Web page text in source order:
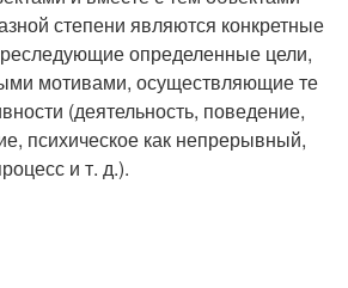
степени являются конкретные
определенные цели,
мотивами, осуществляющие те
(деятельность, поведение,
психическое как непрерывный,
и т. д.).